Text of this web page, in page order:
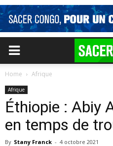
Home Afrique
Afrique
Éthiopie : Abiy
en temps de
By Stany Franck - 4 octobre 2021